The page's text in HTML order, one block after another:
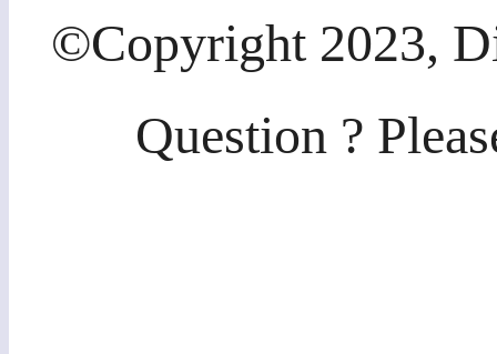
©Copyright 2023,
Question ?